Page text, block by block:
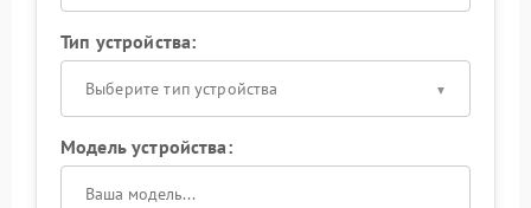
Тип устройства:
Выберите тип устройства
Модель устройства: